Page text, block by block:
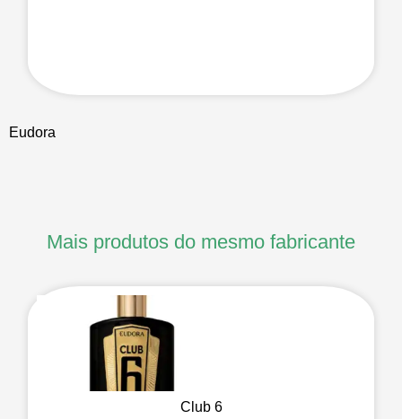
Eudora
Mais produtos do mesmo fabricante
Club 6